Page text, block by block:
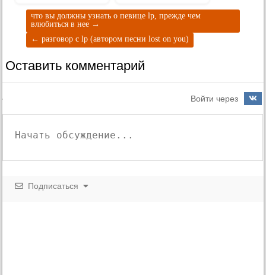
что вы должны узнать о певице lp, прежде чем
влюбиться в нее →
← разговор с lp (автором песни lost on you)
Оставить комментарий
Войти через
Подписаться